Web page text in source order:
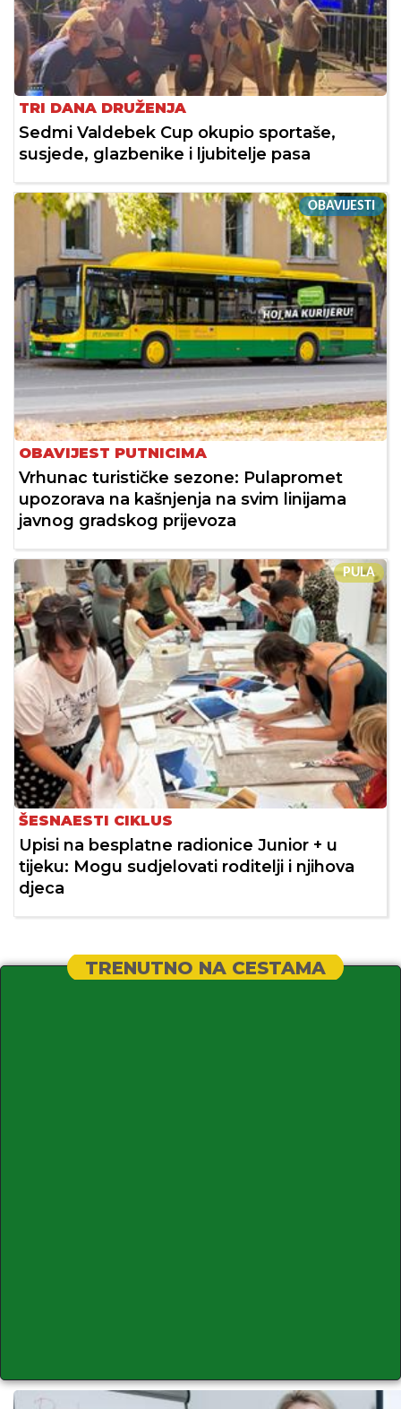
TRI DANA DRUŽENJA
Sedmi Valdebek Cup okupio sportaše,
susjede, glazbenike i ljubitelje pasa
OBAVIJESTI
OBAVIJEST PUTNICIMA
Vrhunac turističke sezone: Pulapromet
upozorava na kašnjenja na svim linijama
javnog gradskog prijevoza
PULA
ŠESNAESTI CIKLUS
Upisi na besplatne radionice Junior + u
tijeku: Mogu sudjelovati roditelji i njihova
djeca
TRENUTNO NA CESTAMA